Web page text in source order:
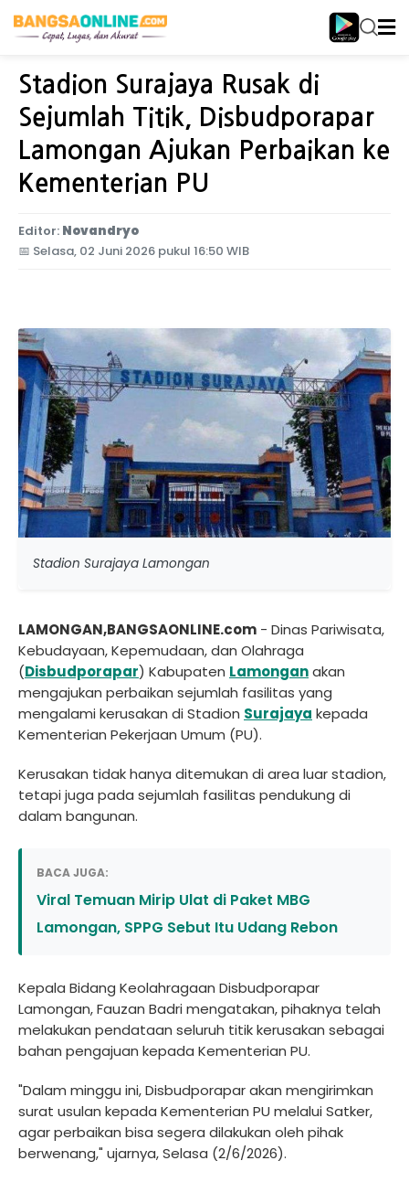
Home Jawa Timur
Stadion Surajaya Rusak di
Sejumlah Titik, Disbudporapar
Lamongan Ajukan Perbaikan ke
Kementerian PU
Editor: Novandryo
📅 Selasa, 02 Juni 2026 pukul 16:50 WIB
Stadion Surajaya Lamongan
LAMONGAN,BANGSAONLINE.com - Dinas Pariwisata,
Kebudayaan, Kepemudaan, dan Olahraga
(Disbudporapar) Kabupaten Lamonganakan
mengajukan perbaikan sejumlah fasilitas yang
mengalami kerusakan di Stadion Surajaya kepada
Kementerian Pekerjaan Umum (PU).
Kerusakan tidak hanya ditemukan di area luar stadion,
tetapi juga pada sejumlah fasilitas pendukung di
dalam bangunan.
BACA JUGA:
Viral Temuan Mirip Ulat di Paket MBG
Lamongan, SPPG Sebut Itu Udang Rebon
Kepala Bidang Keolahragaan Disbudporapar
Lamongan, Fauzan Badri mengatakan, pihaknya telah
melakukan pendataan seluruh titik kerusakan sebagai
bahan pengajuan kepada Kementerian PU.
"Dalam minggu ini, Disbudporapar akan mengirimkan
surat usulan kepada Kementerian PU melalui Satker,
agar perbaikan bisa segera dilakukan oleh pihak
berwenang," ujarnya, Selasa (2/6/2026).